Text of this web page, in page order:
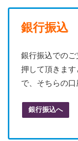
銀行振込
銀行振込での
押して頂きま
で、そちらの口
銀行振込へ